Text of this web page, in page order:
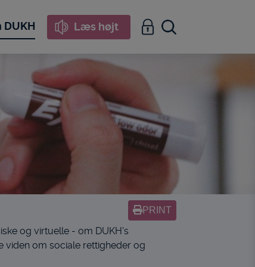
DUKH Læs højt
og virtuelle - om DUKH's
om sociale rettigheder og
PRINT